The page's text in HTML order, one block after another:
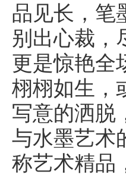
品见长，笔
别出心裁，
更是惊艳全
栩栩如生，
写意的洒脱
与水墨艺术
称艺术精品